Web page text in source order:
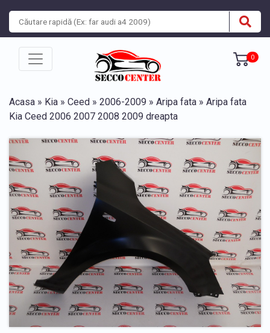
0
Acasa » Kia » Ceed » 2006-2009 » Aripa fata » Aripa fata
Kia Ceed 2006 2007 2008 2009 dreapta